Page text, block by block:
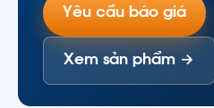
Yêu cầu báo giá
Xem sản phẩm →